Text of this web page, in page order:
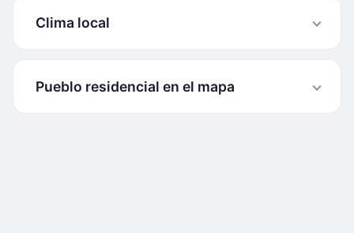
Clima local
Pueblo residencial en el mapa